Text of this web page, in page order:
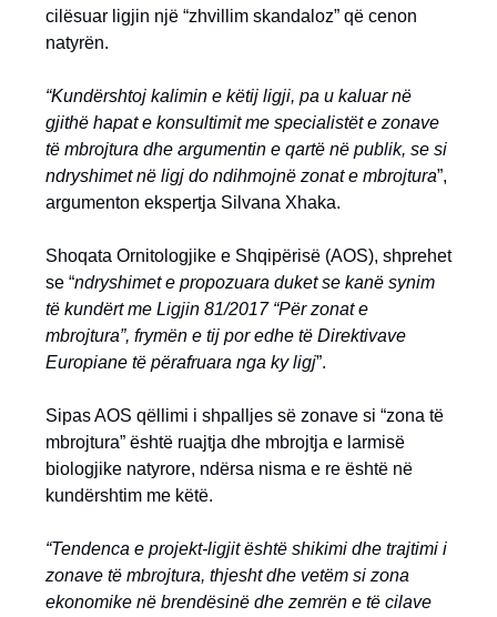
cilësuar ligjin një “zhvillim skandaloz” që cenon
natyrën.
“Kundërshtoj kalimin e këtij ligji, pa u kaluar në
gjithë hapat e konsultimit me specialistët e zonave
të mbrojtura dhe argumentin e qartë në publik, se si
ndryshimet në ligj do ndihmojnë zonat e mbrojtura”,
argumenton ekspertja Silvana Xhaka.
Shoqata Ornitologjike e Shqipërisë (AOS), shprehet
se “ndryshimet e propozuara duket se kanë synim
të kundërt me Ligjin 81/2017 “Për zonat e
mbrojtura”, frymën e tij por edhe të Direktivave
Europiane të përafruara nga ky ligj”.
Sipas AOS qëllimi i shpalljes së zonave si “zona të
mbrojtura” është ruajtja dhe mbrojtja e larmisë
biologjike natyrore, ndërsa nisma e re është në
kundërshtim me këtë.
“Tendenca e projekt-ligjit është shikimi dhe trajtimi i
zonave të mbrojtura, thjesht dhe vetëm si zona
ekonomike në brendësinë dhe zemrën e të cilave